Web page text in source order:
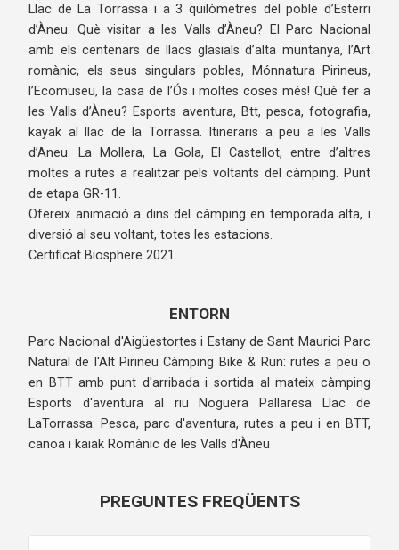
Llac de La Torrassa i a 3 quilòmetres del poble d’Esterri
d’Àneu. Què visitar a les Valls d’Àneu? El Parc Nacional
amb els centenars de llacs glasials d’alta muntanya, l’Art
romànic, els seus singulars pobles, Mónnatura Pirineus,
l’Ecomuseu, la casa de l’Ós i moltes coses més! Què fer a
les Valls d’Àneu? Esports aventura, Btt, pesca, fotografia,
kayak al llac de la Torrassa. Itineraris a peu a les Valls
d’Aneu: La Mollera, La Gola, El Castellot, entre d’altres
moltes a rutes a realitzar pels voltants del càmping. Punt
de etapa GR-11.
Ofereix animació a dins del càmping en temporada alta, i
diversió al seu voltant, totes les estacions.
Certificat Biosphere 2021.
ENTORN
Parc Nacional d'Aigüestortes i Estany de Sant Maurici Parc
Natural de l'Alt Pirineu Càmping Bike & Run: rutes a peu o
en BTT amb punt d'arribada i sortida al mateix càmping
Esports d'aventura al riu Noguera Pallaresa Llac de
LaTorrassa: Pesca, parc d'aventura, rutes a peu i en BTT,
canoa i kaiak Romànic de les Valls d'Àneu
PREGUNTES FREQÜENTS